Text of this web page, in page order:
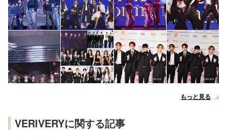
もっと見る
VERIVERYに関する記事